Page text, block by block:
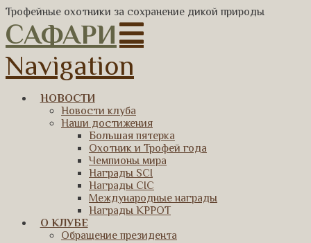
Трофейные охотники за сохранение дикой природы
САФАРИ
Navigation
НОВОСТИ
Новости клуба
Наши достижения
Большая пятерка
Охотник и Трофей года
Чемпионы мира
Награды SCI
Награды CIC
Международные награды
Награды КРРОТ
О КЛУБЕ
Обращение президента